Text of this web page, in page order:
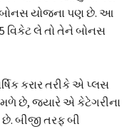
બોનસ યોજના પણ છે. આ
વિકેટ લે તો તેને બોનસ
કરાર તરીકે એ પ્લસ
મળે છે, જ્યારે એ કેટેગરીના
છે. બીજી તરફ બી